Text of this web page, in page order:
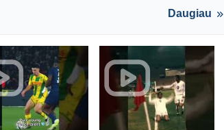
Daugiau